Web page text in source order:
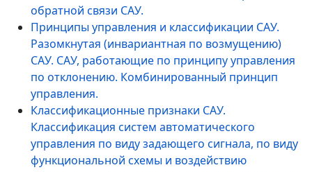
обратной связи САУ.
Принципы управления и классификации САУ.
Разомкнутая (инвариантная по возмущению)
САУ. САУ, работающие по принципу управления
по отклонению. Комбинированный принцип
управления.
Классификационные признаки САУ.
Классификация систем автоматического
управления по виду задающего сигнала, по виду
функциональной схемы и воздействию